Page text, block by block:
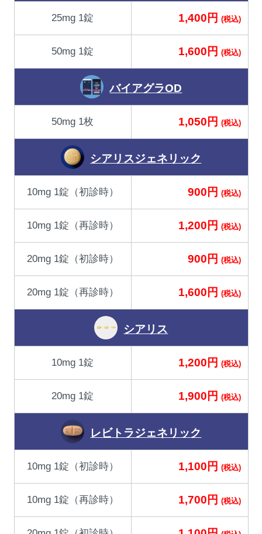
25mg 1錠 1,400円 (税込)
50mg 1錠 1,600円 (税込)
バイアグラOD
50mg 1枚 1,050円 (税込)
シアリスジェネリック
10mg 1錠（初診時） 900円 (税込)
10mg 1錠（再診時） 1,200円 (税込)
20mg 1錠（初診時） 900円 (税込)
20mg 1錠（再診時） 1,600円 (税込)
シアリス
10mg 1錠 1,200円 (税込)
20mg 1錠 1,900円 (税込)
レビトラジェネリック
10mg 1錠（初診時） 1,100円 (税込)
10mg 1錠（再診時） 1,700円 (税込)